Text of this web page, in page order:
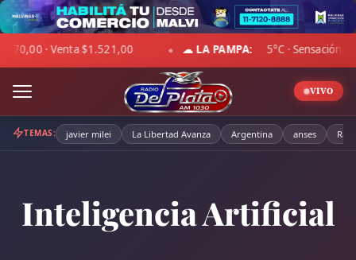
Skip
to
content-1°C · Cielo despejado · Viento 26 km/h · Hum. 50% ◆
VIVO
TEMAS: javier milei La Libertad Avanza Argentina anses
Inteligencia Artificial